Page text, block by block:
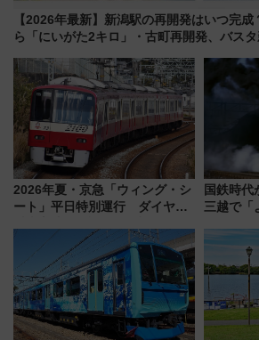
【2026年最新】新潟駅の再開発はいつ完
ら「にいがた2キロ」・古町再開発、バス
2026年夏・京急「ウィング・シ
ート」平日特別運行 ダイヤ・
三浦海岸を堪能できるお出かけ
プランもご紹介
国鉄時代
三越で「
敬の名作
同時開催！